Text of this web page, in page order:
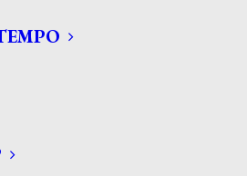
ARTISTI: